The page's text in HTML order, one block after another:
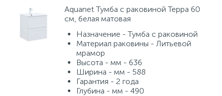
Aquanet Тумба с раковиной Терра 60
см, белая матовая
Назначение - Тумба с раковиной
Материал раковины - Литьевой
мрамор
Высота - мм - 636
Ширина - мм - 588
Гарантия - 2 года
Глубина - мм - 490